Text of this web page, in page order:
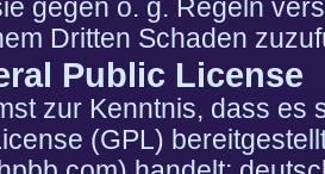
gegen o. g. Regeln
Dritten Schaden
Public License
zur Kenntnis, dass es
(GPL)